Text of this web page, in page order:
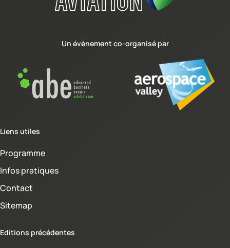
Un évènement co-organisé par
Liens utiles
Programme
Infos pratiques
Contact
Sitemap
Editions précédentes